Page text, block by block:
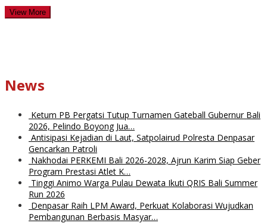
View More
News
Ketum PB Pergatsi Tutup Turnamen Gateball Gubernur Bali
2026, Pelindo Boyong Jua…
Antisipasi Kejadian di Laut, Satpolairud Polresta Denpasar
Gencarkan Patroli
Nakhodai PERKEMI Bali 2026-2028, Ajrun Karim Siap Geber
Program Prestasi Atlet K…
Tinggi Animo Warga Pulau Dewata Ikuti QRIS Bali Summer
Run 2026
Denpasar Raih LPM Award, Perkuat Kolaborasi Wujudkan
Pembangunan Berbasis Masyar…